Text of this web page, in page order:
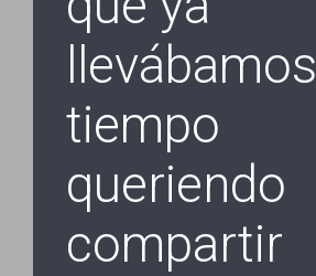
llevábamos
tiempo
queriendo
compartir